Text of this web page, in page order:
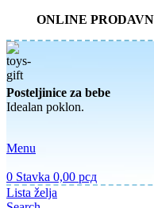
ONLINE
Posteljinice za bebe
Idealan poklon.
Menu
0 Stavka 0,00 рсд
Lista želja